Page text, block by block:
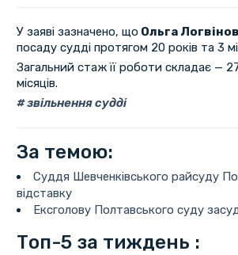
У заяві зазначено, щоОльга
посаду судді протягом 20 років та 3
Загальний стаж її роботи складає —
місяців.
звільнення судді
За темою:
Суддя Шевченківського райсуду
відставку
Ексголову Полтавського суду
Топ-5 за тиждень :